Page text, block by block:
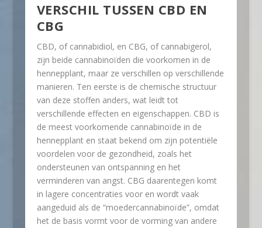
VERSCHIL TUSSEN CBD EN
CBG
CBD, of cannabidiol, en CBG, of cannabigerol,
zijn beide cannabinoïden die voorkomen in de
hennepplant, maar ze verschillen op verschillende
manieren. Ten eerste is de chemische structuur
van deze stoffen anders, wat leidt tot
verschillende effecten en eigenschappen. CBD is
de meest voorkomende cannabinoïde in de
hennepplant en staat bekend om zijn potentiële
voordelen voor de gezondheid, zoals het
ondersteunen van ontspanning en het
verminderen van angst. CBG daarentegen komt
in lagere concentraties voor en wordt vaak
aangeduid als de “moedercannabinoïde”, omdat
het de basis vormt voor de vorming van andere